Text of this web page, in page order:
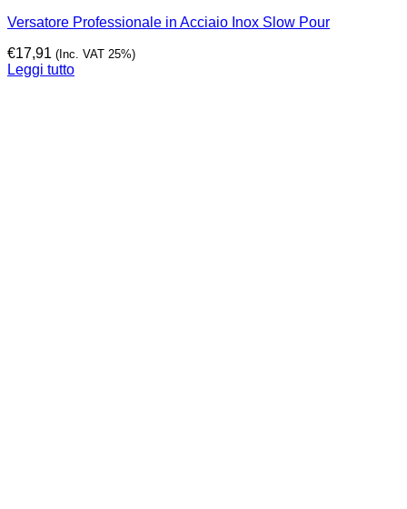
Versatore Professionale in Acciaio Inox Slow Pour
€17,91 (Inc. VAT 25%)
Leggi tutto